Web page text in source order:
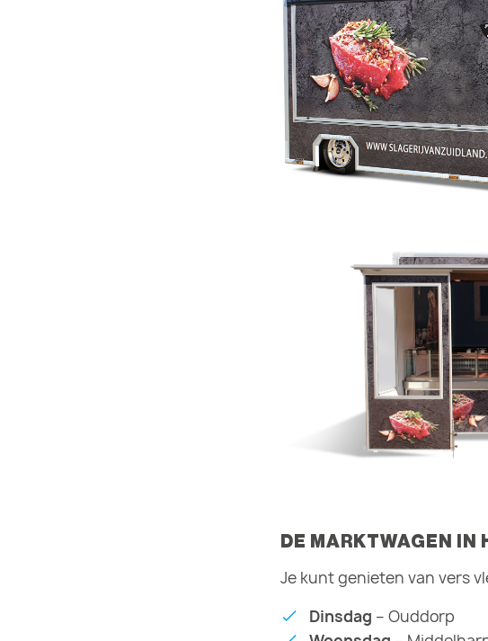
DE MARKTWAGEN IN
Je kunt genieten van vers
Dinsdag – Ouddorp